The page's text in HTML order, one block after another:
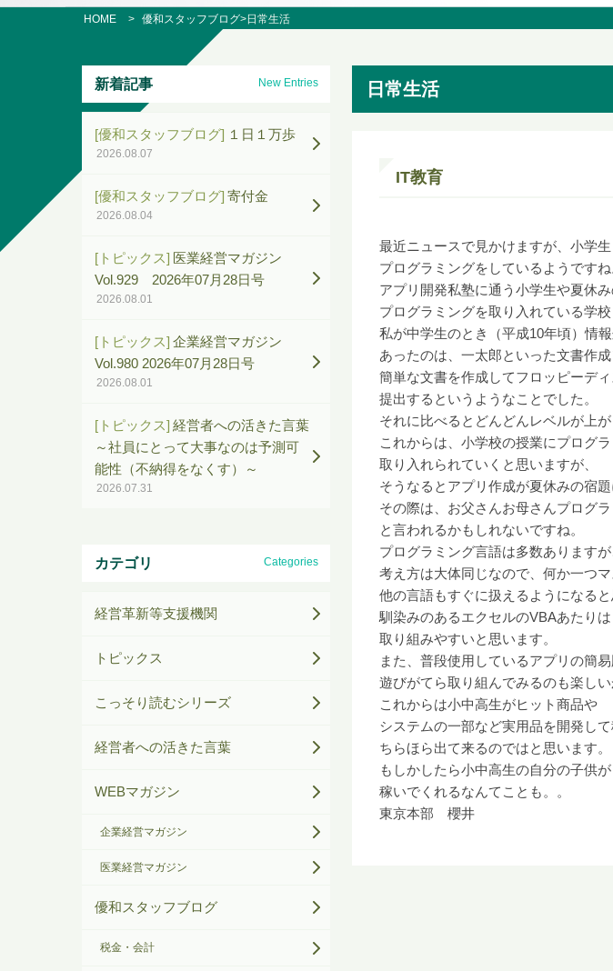
HOME 優和スタッフブログ>日常生活
日常生活
IT教育
最近ニュースで見かけますが、小学
プログラミングをしているようですね
アプリ開発私塾に通う小学生や夏休
プログラミングを取り入れている学校
私が中学生のとき（平成10年頃）情
あったのは、一太郎といった文書作成
簡単な文書を作成してフロッピーデ
提出するというようなことでした。
それに比べるとどんどんレベルが上が
これからは、小学校の授業にプログ
取り入れられていくと思いますが、
そうなるとアプリ作成が夏休みの宿題
その際は、お父さんお母さんプログラ
と言われるかもしれないですね。
プログラミング言語は多数ありますが
考え方は大体同じなので、何か一つ
他の言語もすぐに扱えるようになると
馴染みのあるエクセルのVBAあたりは
取り組みやすいと思います。
また、普段使用しているアプリの簡易
遊びがてら取り組んでみるのも楽しい
これからは小中高生がヒット商品や
システムの一部など実用品を開発して
ちらほら出て来るのではと思います。
もしかしたら小中高生の自分の子供が
稼いでくれるなんてことも。。
東京本部 櫻井
新着記事 New Entries
[優和スタッフブログ] １日１万歩
2026.08.07
[優和スタッフブログ] 寄付金
2026.08.04
[トピックス] 医業経営マガジン
Vol.929 2026年07月28日号
2026.08.01
[トピックス] 企業経営マガジン
Vol.980 2026年07月28日号
2026.08.01
[トピックス] 経営者への活きた言葉
～社員にとって大事なのは予測可
能性（不納得をなくす）～
2026.07.31
カテゴリ Categories
経営革新等支援機関
トピックス
こっそり読むシリーズ
経営者への活きた言葉
WEBマガジン
企業経営マガジン
医業経営マガジン
優和スタッフブログ
税金・会計